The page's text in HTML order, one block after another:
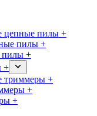
цепные пилы +
пилы +
пилы +
+
триммеры +
+
+